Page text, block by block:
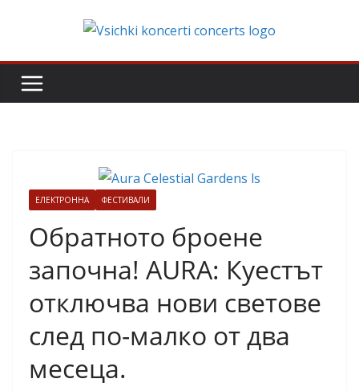
ЕЛЕКТРОННА ФЕСТИВАЛИ
Обратното броене
започна! AURA: Куестът
отключва нови светове
след по-малко от два
месеца.